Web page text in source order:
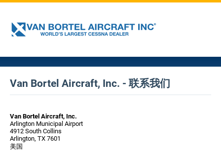
Van Bortel Aircraft, Inc. - 联系我们
Van Bortel Aircraft, Inc.
Arlington Municipal Airport
4912 South Collins
Arlington, TX 7601
美国